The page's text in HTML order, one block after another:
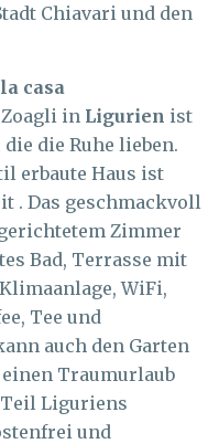
Chiavari und den
casa
in Ligurien ist
die Ruhe lieben.
erbaute Haus ist
. Das geschmackvoll
Zimmer
Bad, Terrasse mit
WiFi,
Tee und
auch den Garten
Traumurlaub
Liguriens
und